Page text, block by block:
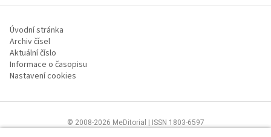
Úvodní stránka
Archiv čísel
Aktuální číslo
Informace o časopisu
Nastavení cookies
© 2008-2026 MeDitorial | ISSN 1803-6597